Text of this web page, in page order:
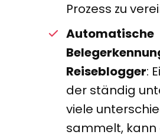
Prozess zu
Automatische
Reiseblogger:
der ständig
viele
sammelt, kann